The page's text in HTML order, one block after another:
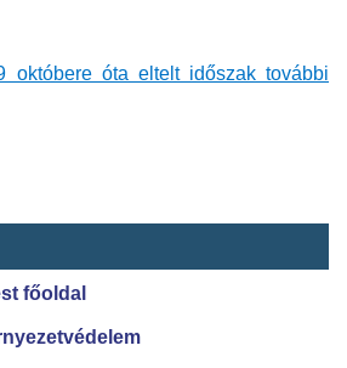
októbere óta eltelt időszak további
főoldal